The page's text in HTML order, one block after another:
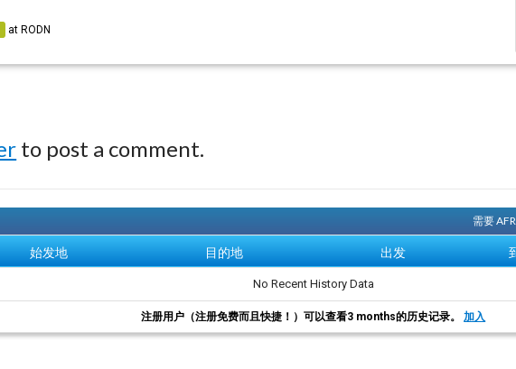
at RODN
to post a comment.
需要
始发地 目的地 出发
No Recent History Data
注册用户（注册免费而且快捷！）可以查看3 months的历史记录。加入